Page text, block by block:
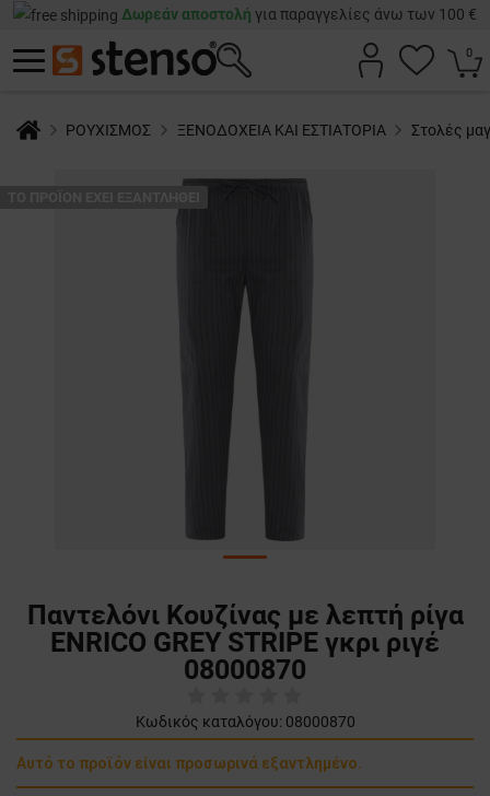
Δωρεάν αποστολή για παραγγελίες άνω των 100 €
0
ΡΟΥΧΙΣΜΟΣ ΞΕΝΟΔΟΧΕΙΑ ΚΑΙ ΕΣΤΙΑΤΟΡΙΑ Στολές
Παντελόνι Κουζίνας με λεπτή ρίγα
ENRICO GREY STRIPE γκρι ριγέ
08000870
Κωδικός καταλόγου: 08000870
Αυτό το προϊόν είναι προσωρινά εξαντλημένο.